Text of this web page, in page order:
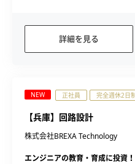
詳細を見る
NEW 正社員 完全週休2日制
【兵庫】回路設計
株式会社BREXA Technology
エンジニアの教育・育成に投資